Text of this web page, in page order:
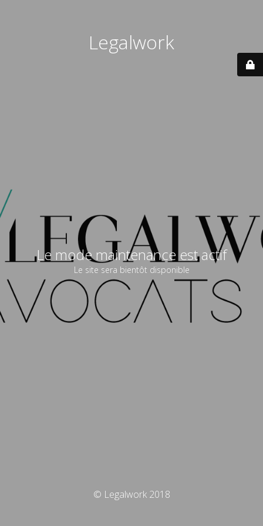
Legalwork
Le mode maintenance est actif
Le site sera bientôt disponible
© Legalwork 2018